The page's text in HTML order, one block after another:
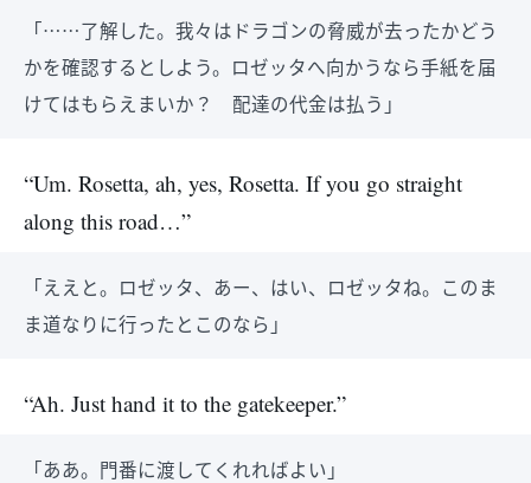
「……了解した。我々はドラゴンの脅威が去ったかどう
かを確認するとしよう。ロゼッタへ向かうなら手紙を届
けてはもらえまいか？ 配達の代金は払う」
“Um. Rosetta, ah, yes, Rosetta. If you go straight
along this road…”
「ええと。ロゼッタ、あー、はい、ロゼッタね。このま
ま道なりに行ったとこのなら」
“Ah. Just hand it to the gatekeeper.”
「ああ。門番に渡してくれればよい」